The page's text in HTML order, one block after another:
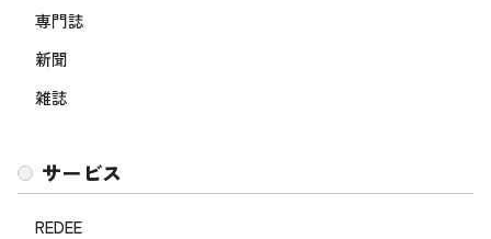
専門誌
新聞
雑誌
サービス
REDEE